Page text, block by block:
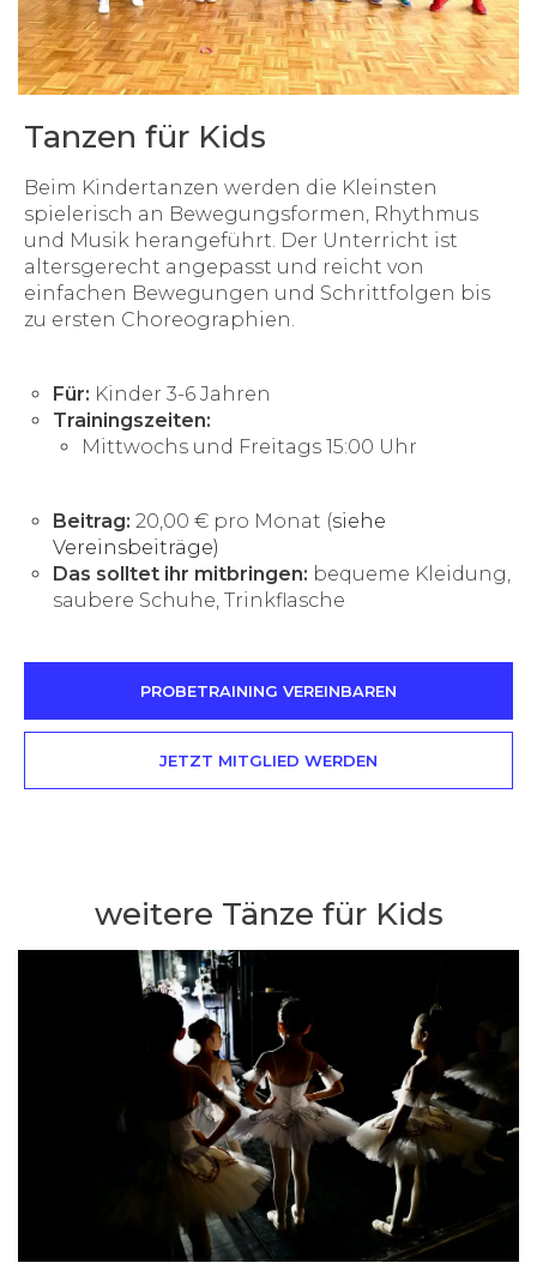
Tanzen für Kids
Beim Kindertanzen werden die Kleinsten
spielerisch an Bewegungsformen, Rhythmus
und Musik herangeführt. Der Unterricht ist
altersgerecht angepasst und reicht von
einfachen Bewegungen und Schrittfolgen bis
zu ersten Choreographien.
Für: Kinder 3-6 Jahren
Trainingszeiten:
Mittwochs und Freitags 15:00 Uhr
Beitrag: 20,00 € pro Monat (siehe
Vereinsbeiträge)
Das solltet ihr mitbringen: bequeme Kleidung,
saubere Schuhe, Trinkflasche
PROBETRAINING VEREINBAREN
JETZT MITGLIED WERDEN
weitere Tänze für Kids